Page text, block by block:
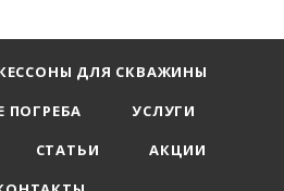
ДЛЯ СКВАЖИНЫ
ПОГРЕБА
УСЛУГИ
СТАТЬИ
АКЦИИ